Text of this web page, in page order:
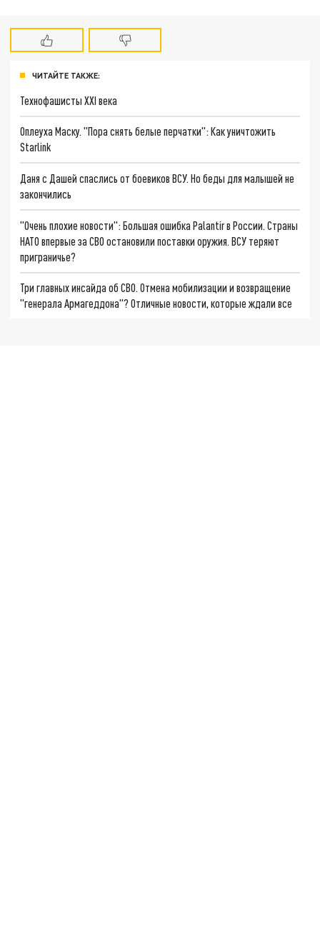
ЧИТАЙТЕ ТАКЖЕ:
Технофашисты XXI века
Оплеуха Маску. "Пора снять белые перчатки": Как уничтожить
Starlink
Даня с Дашей спаслись от боевиков ВСУ. Но беды для малышей не
закончились
"Очень плохие новости": Большая ошибка Palantir в России. Страны
НАТО впервые за СВО остановили поставки оружия. ВСУ теряют
приграничье?
Три главных инсайда об СВО. Отмена мобилизации и возвращение
"генерала Армагеддона"? Отличные новости, которые ждали все